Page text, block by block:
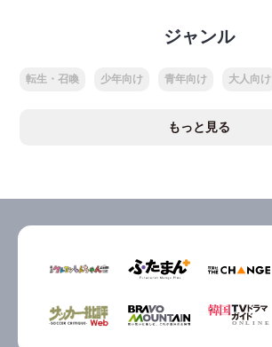
ジャンル
転生・召喚 少年向け 青年向け 大人向け
もっと見る